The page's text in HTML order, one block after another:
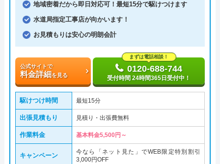
地域密着だから即日対応可！最短15分で駆けつけます
水道局指定工事店が向かいます！
お見積もりは安心の明朗会計
公式サイトで
料金詳細を見る
まずは電話相談！
0120-688-744
受付時間 24時間365日受付中！
駆けつけ時間 最短15分
出張見積もり 見積り・出張費無料
作業料金 基本料金5,500円～
キャンペーン
今なら「ネット見た」でWEB限定特別割引
3,000円OFF